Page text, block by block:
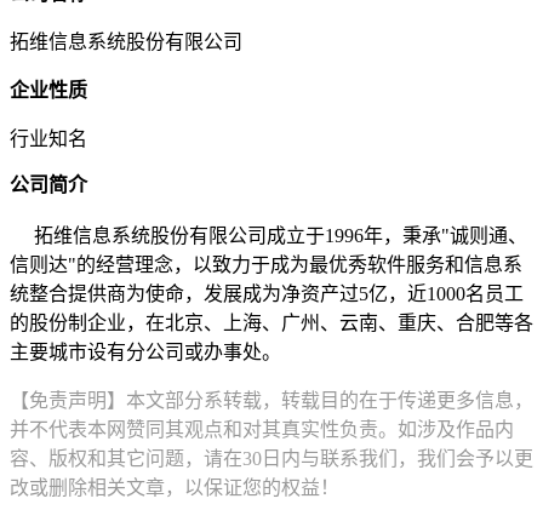
拓维信息系统股份有限公司
企业性质
行业知名
公司简介
拓维信息系统股份有限公司成立于1996年，秉承"诚则通、
信则达"的经营理念，以致力于成为最优秀软件服务和信息系
统整合提供商为使命，发展成为净资产过5亿，近1000名员工
的股份制企业，在北京、上海、广州、云南、重庆、合肥等各
主要城市设有分公司或办事处。
【免责声明】本文部分系转载，转载目的在于传递更多信息，
并不代表本网赞同其观点和对其真实性负责。如涉及作品内
容、版权和其它问题，请在30日内与联系我们，我们会予以更
改或删除相关文章，以保证您的权益！